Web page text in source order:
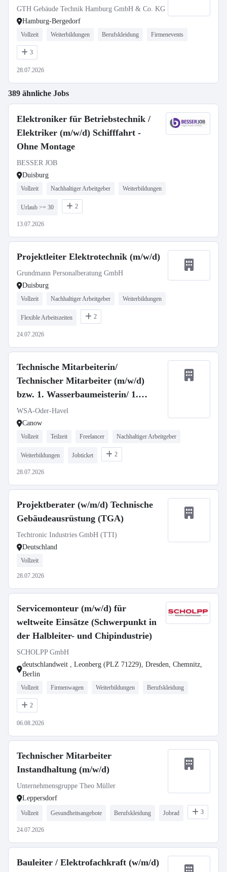
GTH Gebäude Technik Hamburg GmbH & Co. KG
Hamburg-Bergedorf
Vollzeit Weiterbildungen Berufskleidung Firmenevents
3
28.07.2026
389 ähnliche Jobs
Elektroniker für Betriebstechnik /
Elektriker (m/w/d) Schifffahrt -
Ohne Montage
BESSER JOB
Duisburg
Vollzeit Nachhaltiger Arbeitgeber Weiterbildungen
Urlaub >= 30 2
13.07.2026
Projektleiter Elektrotechnik (m/w/d)
Grundmann Personalberatung GmbH
Duisburg
Vollzeit Nachhaltiger Arbeitgeber Weiterbildungen
Flexible Arbeitszeiten 2
24.07.2026
Technische Mitarbeiterin/
Technischer Mitarbeiter (m/w/d)
bzw. 1. Wasserbaumeisterin/ 1.
Wasserbaumeister (m/w/d)
WSA-Oder-Havel
Canow
Vollzeit Teilzeit Freelancer Nachhaltiger Arbeitgeber
Weiterbildungen Jobticket 2
28.07.2026
Projektberater (w/m/d) Technische
Gebäudeausrüstung (TGA)
Techtronic Industries GmbH (TTI)
Deutschland
Vollzeit
28.07.2026
Servicemonteur (m/w/d) für
weltweite Einsätze (Schwerpunkt in
der Halbleiter- und Chipindustrie)
SCHOLPP GmbH
deutschlandweit , Leonberg (PLZ 71229), Dresden, Chemnitz,
Berlin
Vollzeit Firmenwagen Weiterbildungen Berufskleidung
2
06.08.2026
Technischer Mitarbeiter
Instandhaltung (m/w/d)
Unternehmensgruppe Theo Müller
Leppersdorf
Vollzeit Gesundheitsangebote Berufskleidung Jobrad 3
24.07.2026
Bauleiter / Elektrofachkraft (w/m/d)